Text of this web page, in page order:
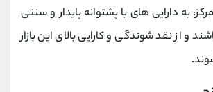
به دارایی ‌های با پشتوانه پایدار و سنتی
و از نقد شوندگی و کارایی بالای این بازار